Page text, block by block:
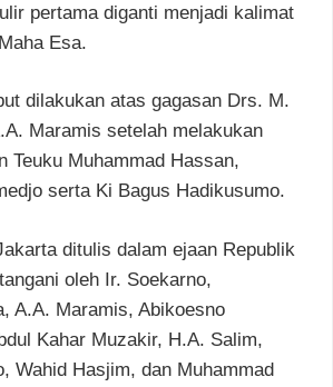
pertama diganti menjadi kalimat
Esa.
dilakukan atas gagasan Drs. M.
Maramis setelah melakukan
Teuku Muhammad Hassan,
serta Ki Bagus Hadikusumo.
ditulis dalam ejaan Republik
oleh Ir. Soekarno,
A.A. Maramis, Abikoesno
Kahar Muzakir, H.A. Salim,
Wahid Hasjim, dan Muhammad